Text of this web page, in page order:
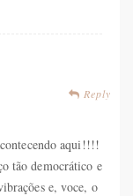
Reply
aqui!!!!
tão democrático e
e, voce, o